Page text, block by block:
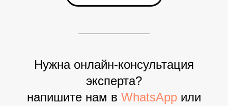
Нужна онлайн-консультация
эксперта?
напишите нам в WhatsApp или